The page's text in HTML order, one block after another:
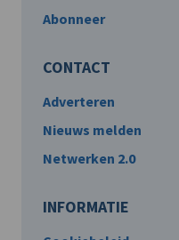
Abonneer
CONTACT
Adverteren
Nieuws melden
Netwerken 2.0
INFORMATIE